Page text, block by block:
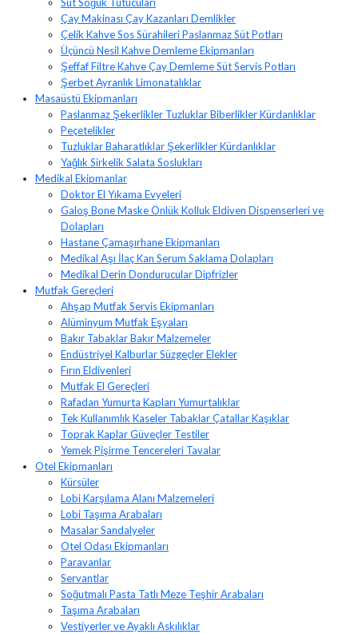
Çay Makinası Çay Kazanları Demlikler
Çelik Kahve Sos Sürahileri Paslanmaz Süt Potları
Üçüncü Nesil Kahve Demleme Ekipmanları
Şeffaf Filtre Kahve Çay Demleme Süt Servis Potları
Şerbet Ayranlık Limonatalıklar
Masaüstü Ekipmanları
Paslanmaz Şekerlikler Tuzluklar Biberlikler Kürdanlıklar
Peçetelikler
Tuzluklar Baharatlıklar Şekerlikler Kürdanlıklar
Yağlık Sirkelik Salata Soslukları
Medikal Ekipmanlar
Doktor El Yıkama Evyeleri
Galoş Bone Maske Önlük Kolluk Eldiven Dispenserleri ve
Dolapları
Hastane Çamaşırhane Ekipmanları
Medikal Aşı İlaç Kan Serum Saklama Dolapları
Medikal Derin Dondurucular Dipfrizler
Mutfak Gereçleri
Ahşap Mutfak Servis Ekipmanları
Alüminyum Mutfak Eşyaları
Bakır Tabaklar Bakır Malzemeler
Endüstriyel Kalburlar Süzgeçler Elekler
Fırın Eldivenleri
Mutfak El Gereçleri
Rafadan Yumurta Kapları Yumurtalıklar
Tek Kullanımlık Kaseler Tabaklar Çatallar Kaşıklar
Toprak Kaplar Güveçler Testiler
Yemek Pişirme Tencereleri Tavalar
Otel Ekipmanları
Kürsüler
Lobi Karşılama Alanı Malzemeleri
Lobi Taşıma Arabaları
Masalar Sandalyeler
Otel Odası Ekipmanları
Paravanlar
Servantlar
Soğutmalı Pasta Tatlı Meze Teşhir Arabaları
Taşıma Arabaları
Vestiyerler ve Ayaklı Askılıklar